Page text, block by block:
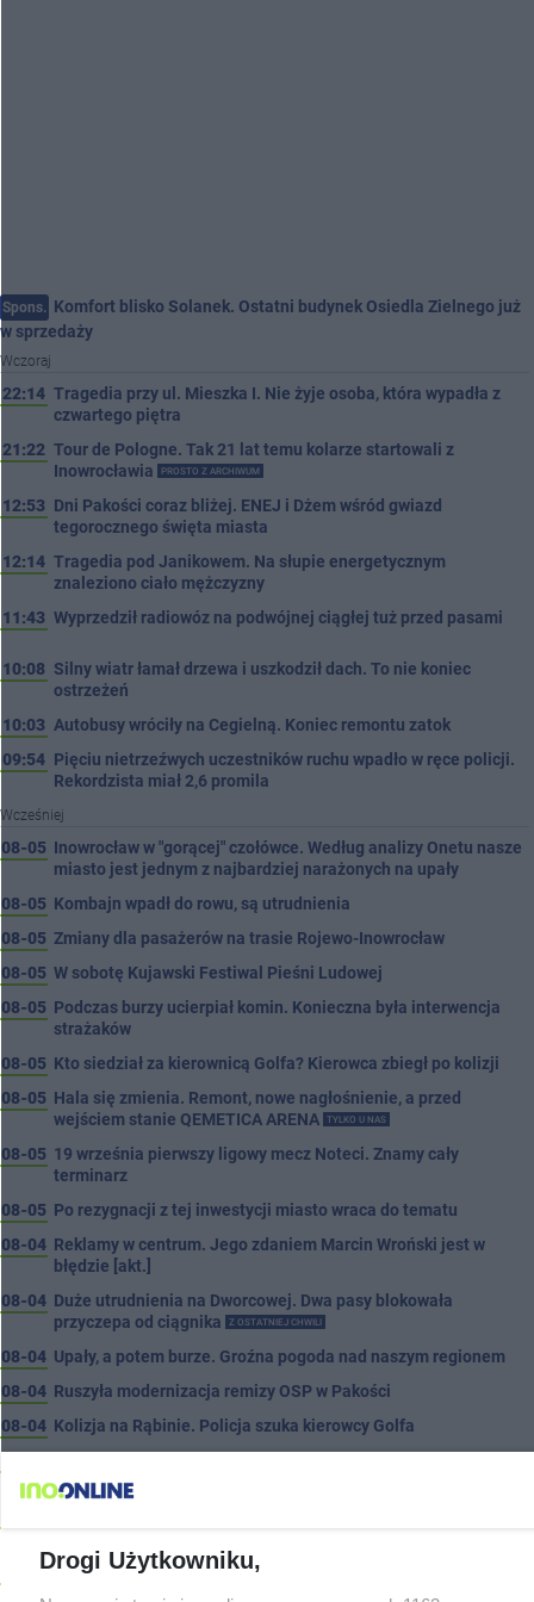
Spons. Komfort blisko Solanek. Ostatni budynek Osiedla Zielnego już
w sprzedaży
Wczoraj
22:14 Tragedia przy ul. Mieszka I. Nie żyje osoba, która wypadła z
czwartego piętra
21:22 Tour de Pologne. Tak 21 lat temu kolarze startowali z
Inowrocławia
PROSTO Z ARCHIWUM
12:53 Dni Pakości coraz bliżej. ENEJ i Dżem wśród gwiazd
tegorocznego święta miasta
12:14 Tragedia pod Janikowem. Na słupie energetycznym
znaleziono ciało mężczyzny
11:43 Wyprzedził radiowóz na podwójnej ciągłej tuż przed pasami
10:08 Silny wiatr łamał drzewa i uszkodził dach. To nie koniec
ostrzeżeń
10:03 Autobusy wróciły na Cegielną. Koniec remontu zatok
09:54 Pięciu nietrzeźwych uczestników ruchu wpadło w ręce policji.
Rekordzista miał 2,6 promila
Wcześniej
08-05 Inowrocław w "gorącej" czołówce. Według analizy Onetu nasze
miasto jest jednym z najbardziej narażonych na upały
08-05 Kombajn wpadł do rowu, są utrudnienia
08-05 Zmiany dla pasażerów na trasie Rojewo-Inowrocław
08-05 W sobotę Kujawski Festiwal Pieśni Ludowej
08-05 Podczas burzy ucierpiał komin. Konieczna była interwencja
strażaków
08-05 Kto siedział za kierownicą Golfa? Kierowca zbiegł po kolizji
08-05 Hala się zmienia. Remont, nowe nagłośnienie, a przed
wejściem stanie QEMETICA ARENA
TYLKO U NAS
08-05 19 września pierwszy ligowy mecz Noteci. Znamy cały
terminarz
08-05 Po rezygnacji z tej inwestycji miasto wraca do tematu
08-04 Reklamy w centrum. Jego zdaniem Marcin Wroński jest w
błędzie [akt.]
08-04 Duże utrudnienia na Dworcowej. Dwa pasy blokowała
przyczepa od ciągnika
Z OSTATNIEJ CHWILI
08-04 Upały, a potem burze. Groźna pogoda nad naszym regionem
08-04 Ruszyła modernizacja remizy OSP w Pakości
08-04 Kolizja na Rąbinie. Policja szuka kierowcy Golfa
zł
08-04 Jest wykonawca remontu dachu sali gimastycznej
Drogi Użytkowniku,